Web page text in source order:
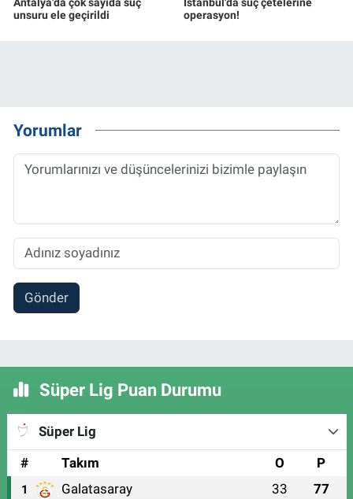
unsuru ele geçirildi
operasyon!
Yorumlar
Gönder
Süper Lig Puan Durumu
Süper Lig
#
Takım O P
1 Galatasaray 33 77